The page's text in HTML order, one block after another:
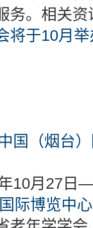
务。相关资
将于10月
国（烟台
10月27日
际博览中心